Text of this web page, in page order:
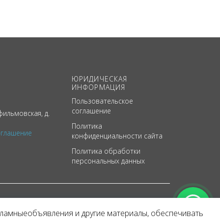
д.
ЮРИДИЧЕСКАЯ
ИНФОРМАЦИЯ
Пользовательское
соглашение
Политика
конфиденциальности сайта
Политика обработки
персональных данных
и другие материалы, обеспечивать